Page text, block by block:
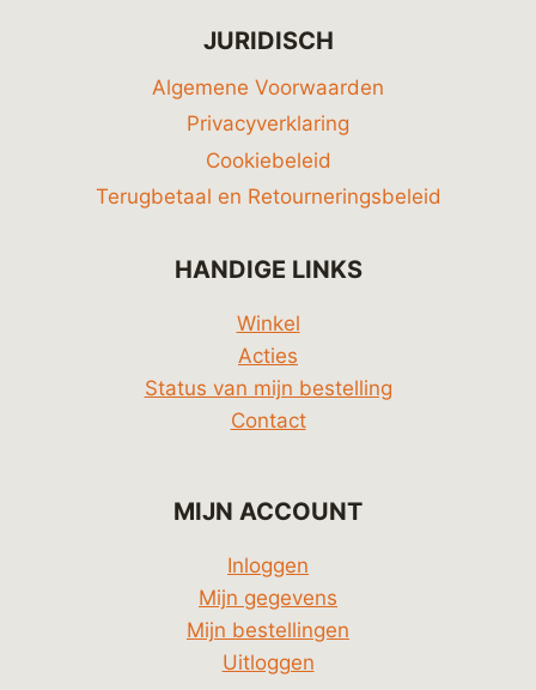
JURIDISCH
Algemene Voorwaarden
Privacyverklaring
Cookiebeleid
Terugbetaal en Retourneringsbeleid
HANDIGE LINKS
Winkel
Acties
Status van mijn bestelling
Contact
MIJN ACCOUNT
Inloggen
Mijn gegevens
Mijn bestellingen
Uitloggen